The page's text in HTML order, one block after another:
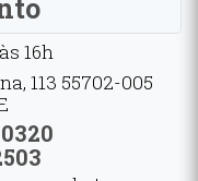
16h
113 55702-005